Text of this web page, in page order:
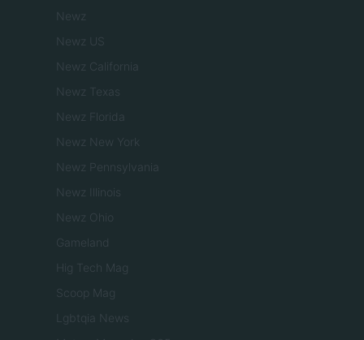
Newz
Newz US
Newz California
Newz Texas
Newz Florida
Newz New York
Newz Pennsylvania
Newz Illinois
Newz Ohio
Gameland
Hig Tech Mag
Scoop Mag
Lgbtqia News